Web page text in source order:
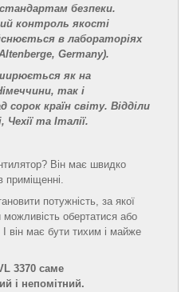
стандартам безпеки.
контроль якості
в лабораторіях
Germany).
як на
так і
країн світу. Відділи
та Італії.
Він має швидко
потужність, за якої
обертатися або
він має бути тихим і майже
3370 саме
і непомітний.